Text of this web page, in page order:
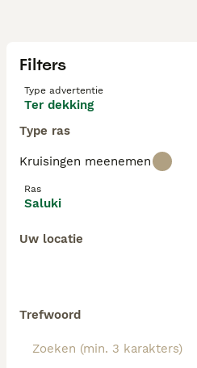
Filters
Type advertentie
Ter dekking
Type ras
Kruisingen meenemen
Ras
Saluki
Uw locatie
Trefwoord